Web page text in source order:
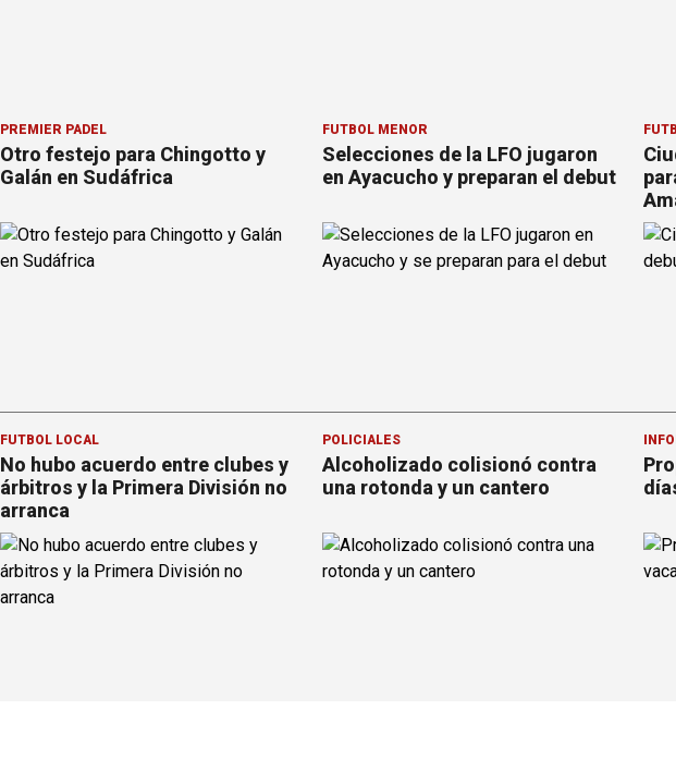
PREMIER PÁDEL
Otro festejo para Chingotto y
Galán en Sudáfrica
FÚTBOL MENOR
Selecciones de la LFO jugaron
en Ayacucho y preparan el debut
FÚTBOL LOCAL
No hubo acuerdo entre clubes y
árbitros y la Primera División no
arranca
POLICIALES
Alcoholizado colisionó contra
una rotonda y un cantero